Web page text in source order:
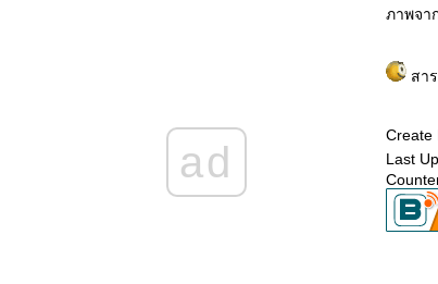
ผู้หญิงต้องรู้ทันรถยนต์
สัญญาณอันตรายจากเบรก
ad
ภาพจา
สา
Create
Last